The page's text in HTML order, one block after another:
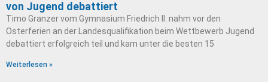
von Jugend debattiert
Timo Granzer vom Gymnasium Friedrich II. nahm vor den
Osterferien an der Landesqualifikation beim Wettbewerb Jugend
debattiert erfolgreich teil und kam unter die besten 15
Weiterlesen »